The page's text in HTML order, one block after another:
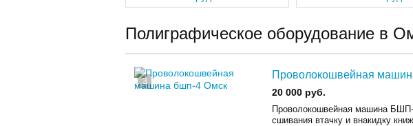
Полиграфическое оборудование в
3
Проволокошвейная
20 000 руб.
Проволокошвейная машина
сшивания втачку и внакидку